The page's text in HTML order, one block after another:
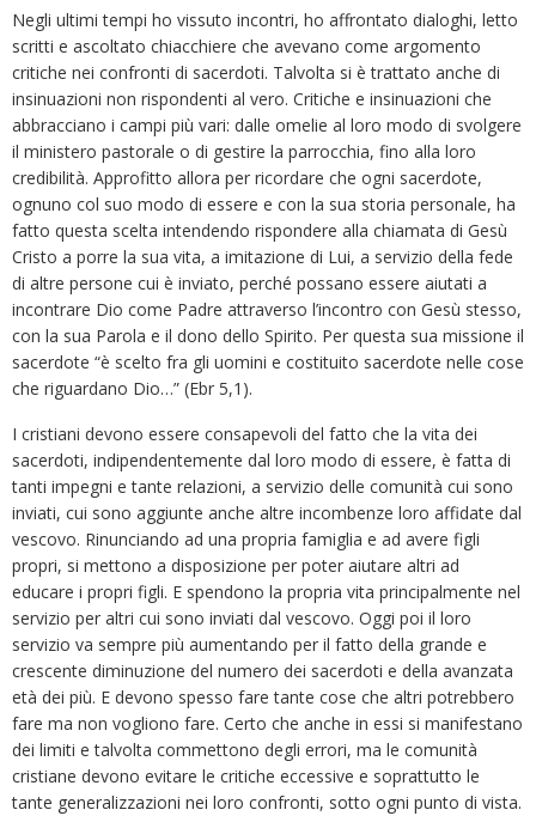
Negli ultimi tempi ho vissuto incontri, ho affrontato dialoghi, letto
scritti e ascoltato chiacchiere che avevano come argomento
critiche nei confronti di sacerdoti. Talvolta si è trattato anche di
insinuazioni non rispondenti al vero. Critiche e insinuazioni che
abbracciano i campi più vari: dalle omelie al loro modo di svolgere
il ministero pastorale o di gestire la parrocchia, fino alla loro
credibilità. Approfitto allora per ricordare che ogni sacerdote,
ognuno col suo modo di essere e con la sua storia personale, ha
fatto questa scelta intendendo rispondere alla chiamata di Gesù
Cristo a porre la sua vita, a imitazione di Lui, a servizio della fede
di altre persone cui è inviato, perché possano essere aiutati a
incontrare Dio come Padre attraverso l’incontro con Gesù stesso,
con la sua Parola e il dono dello Spirito. Per questa sua missione il
sacerdote “è scelto fra gli uomini e costituito sacerdote nelle cose
che riguardano Dio…” (Ebr 5,1).
I cristiani devono essere consapevoli del fatto che la vita dei
sacerdoti, indipendentemente dal loro modo di essere, è fatta di
tanti impegni e tante relazioni, a servizio delle comunità cui sono
inviati, cui sono aggiunte anche altre incombenze loro affidate dal
vescovo. Rinunciando ad una propria famiglia e ad avere figli
propri, si mettono a disposizione per poter aiutare altri ad
educare i propri figli. E spendono la propria vita principalmente nel
servizio per altri cui sono inviati dal vescovo. Oggi poi il loro
servizio va sempre più aumentando per il fatto della grande e
crescente diminuzione del numero dei sacerdoti e della avanzata
età dei più. E devono spesso fare tante cose che altri potrebbero
fare ma non vogliono fare. Certo che anche in essi si manifestano
dei limiti e talvolta commettono degli errori, ma le comunità
cristiane devono evitare le critiche eccessive e soprattutto le
tante generalizzazioni nei loro confronti, sotto ogni punto di vista.